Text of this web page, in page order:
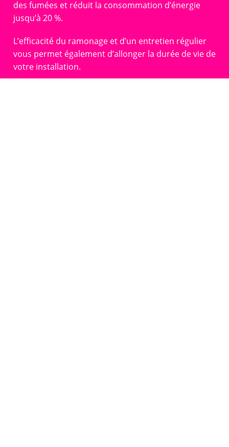
des fumées et réduit la consommation d’énergie
jusqu’à 20 %.
L’efficacité du ramonage et d’un entretien régulier
vous permet également d’allonger la durée de vie de
votre installation.